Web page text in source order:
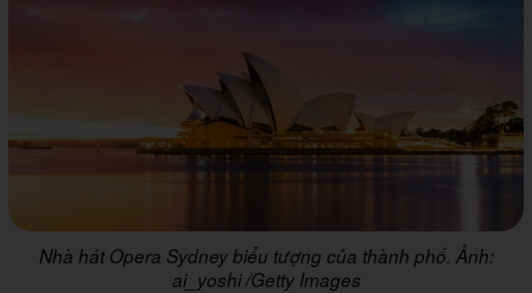
Nhà hát Opera Sydney biểu tượng của thành phố. Ảnh:
ai_yoshi /Getty Images